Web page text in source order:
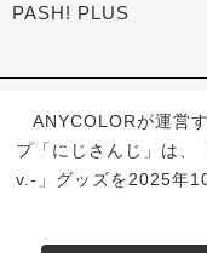
PASH! PLUS
ANYCOLORが運営
プ「にじさんじ」は
v.-」グッズを2025年